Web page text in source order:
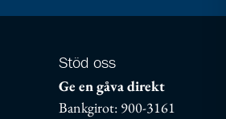
Stöd oss
Ge en gåva direkt
Bankgirot: 900-3161